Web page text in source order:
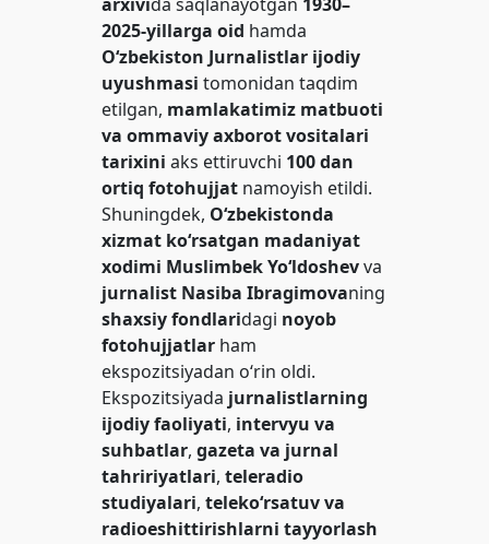
2025-yillarga oid hamda
O‘zbekiston Jurnalistlar ijodiy
uyushmasi tomonidan taqdim
etilgan, mamlakatimiz matbuoti
va ommaviy axborot vositalari
tarixini aks ettiruvchi 100 dan
ortiq fotohujjat namoyish etildi.
Shuningdek, O‘zbekistonda
xizmat ko‘rsatgan madaniyat
xodimi Muslimbek Yo‘ldoshevva
jurnalist Nasiba Ibragimovaning
shaxsiy fondlaridagi noyob
fotohujjatlar ham
ekspozitsiyadan o‘rin oldi.
Ekspozitsiyada jurnalistlarning
ijodiy faoliyati, intervyu va
suhbatlar,gazeta va jurnal
tahririyatlari,teleradio
studiyalari,teleko‘rsatuv va
radioeshittirishlarni tayyorlash